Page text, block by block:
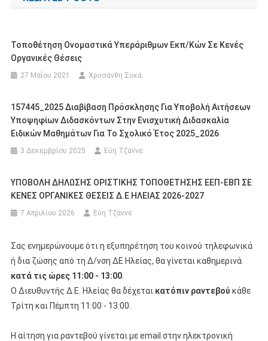
Τοποθέτηση Ονομαστικά Υπεράριθμων Εκπ/κών Σε Κενές
Οργανικές Θέσεις
27 Μαΐου 2021 Χρυσάνθη Συκά
157445_2025 Διαβίβαση Πρόσκλησης Για Υποβολή Αιτήσεων
Υποψηφίων Διδασκόντων Στην Ενισχυτική Διδασκαλία
Ειδικών Μαθημάτων Για Το Σχολικό Έτος 2025_2026
3 Δεκεμβρίου 2025 Εύη Τζάννε
ΥΠΟΒΟΛΗ ΔΗΛΩΣΗΣ ΟΡΙΣΤΙΚΗΣ ΤΟΠΟΘΕΤΗΣΗΣ ΕΕΠ-ΕΒΠ ΣΕ
ΚΕΝΕΣ ΟΡΓΑΝΙΚΕΣ ΘΕΣΕΙΣ Δ.Ε ΗΛΕΙΑΣ 2026-2027
7 Απριλίου 2026 Εύη Τζάννε
Σας ενημερώνουμε ότι η εξυπηρέτηση του κοινού τηλεφωνικά
ή δια ζώσης από τη Δ/νση ΔΕ Ηλείας, θα γίνεται καθημερινά
κατά τις ώρες 11:00 - 13:00.
Ο Διευθυντής Δ.Ε. Ηλείας θα δέχεται κατόπιν ραντεβού κάθε
Τρίτη και Πέμπτη 11:00 - 13:00.
Η αίτηση για ραντεβού γίνεται με email στην ηλεκτρονική